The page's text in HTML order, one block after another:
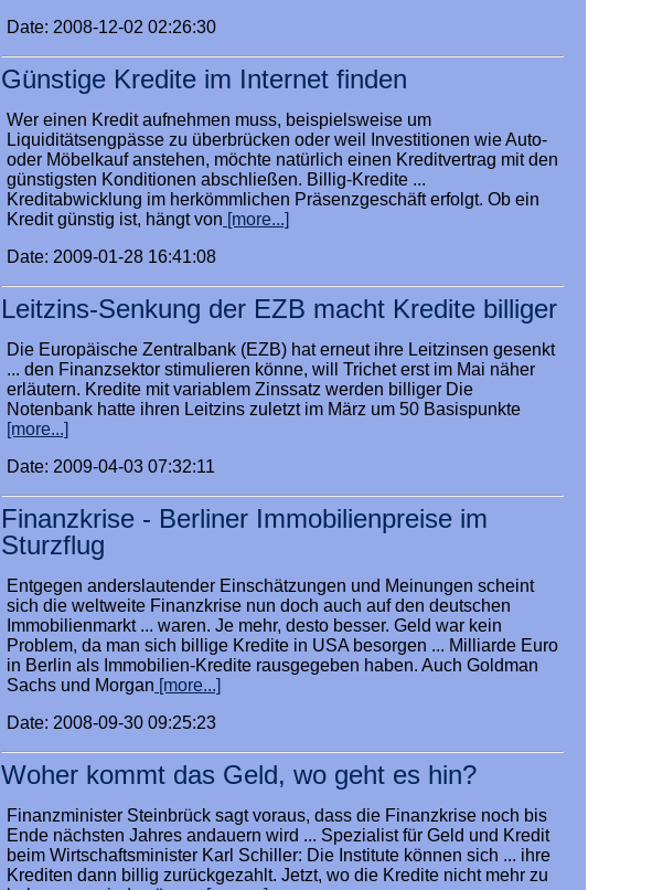
Date: 2008-12-02 02:26:30
Günstige Kredite im Internet finden
Wer einen Kredit aufnehmen muss, beispielsweise um
Liquiditätsengpässe zu überbrücken oder weil Investitionen wie Auto-
oder Möbelkauf anstehen, möchte natürlich einen Kreditvertrag mit den
günstigsten Konditionen abschließen. Billig-Kredite ...
Kreditabwicklung im herkömmlichen Präsenzgeschäft erfolgt. Ob ein
Kredit günstig ist, hängt von [more...]
Date: 2009-01-28 16:41:08
Leitzins-Senkung der EZB macht Kredite billiger
Die Europäische Zentralbank (EZB) hat erneut ihre Leitzinsen gesenkt
... den Finanzsektor stimulieren könne, will Trichet erst im Mai näher
erläutern. Kredite mit variablem Zinssatz werden billiger Die
Notenbank hatte ihren Leitzins zuletzt im März um 50 Basispunkte
[more...]
Date: 2009-04-03 07:32:11
Finanzkrise - Berliner Immobilienpreise im
Sturzflug
Entgegen anderslautender Einschätzungen und Meinungen scheint
sich die weltweite Finanzkrise nun doch auch auf den deutschen
Immobilienmarkt ... waren. Je mehr, desto besser. Geld war kein
Problem, da man sich billige Kredite in USA besorgen ... Milliarde Euro
in Berlin als Immobilien-Kredite rausgegeben haben. Auch Goldman
Sachs und Morgan [more...]
Date: 2008-09-30 09:25:23
Woher kommt das Geld, wo geht es hin?
Finanzminister Steinbrück sagt voraus, dass die Finanzkrise noch bis
Ende nächsten Jahres andauern wird ... Spezialist für Geld und Kredit
beim Wirtschaftsminister Karl Schiller: Die Institute können sich ... ihre
Krediten dann billig zurückgezahlt. Jetzt, wo die Kredite nicht mehr zu